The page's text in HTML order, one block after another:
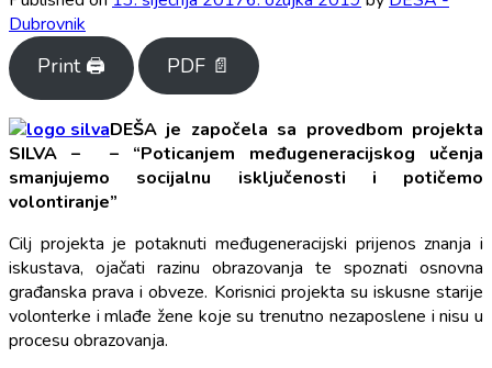
Dubrovnik
Print 🖨 PDF 📄
DEŠA je započela sa provedbom projekta
SILVA – – “Poticanjem međugeneracijskog učenja
smanjujemo socijalnu isključenosti i potičemo
volontiranje”
Cilj projekta je potaknuti međugeneracijski prijenos znanja i
iskustava, ojačati razinu obrazovanja te spoznati osnovna
građanska prava i obveze. Korisnici projekta su iskusne starije
volonterke i mlađe žene koje su trenutno nezaposlene i nisu u
procesu obrazovanja.